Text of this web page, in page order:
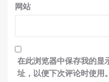
网站
在此浏览器中保存我的显
址，以便下次评论时使用。